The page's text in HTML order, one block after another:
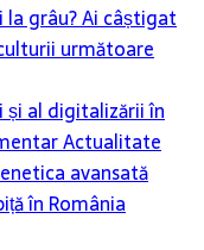
la grâu? Ai câștigat
următoare
și al digitalizării în
Actualitate
avansată
în România